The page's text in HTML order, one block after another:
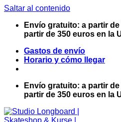
Saltar al contenido
Envío gratuito: a partir
partir de 350 euros en la
Gastos de envío
Horario y cómo llegar
Envío gratuito: a partir
partir de 350 euros en la